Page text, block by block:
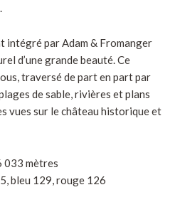
intégré par Adam & Fromanger
d’une grande beauté. Ce
traversé de part en part par
de sable, rivières et plans
vues sur le château historique et
033 mètres
bleu 129, rouge 126